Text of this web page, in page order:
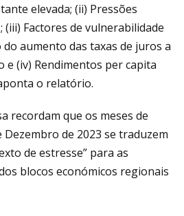
elevada; (ii) Pressões
(iii) Factores de vulnerabilidade
aumento das taxas de juros a
(iv) Rendimentos per capita
o relatório.
recordam que os meses de
de 2023 se traduzem
de estresse” para as
blocos económicos regionais